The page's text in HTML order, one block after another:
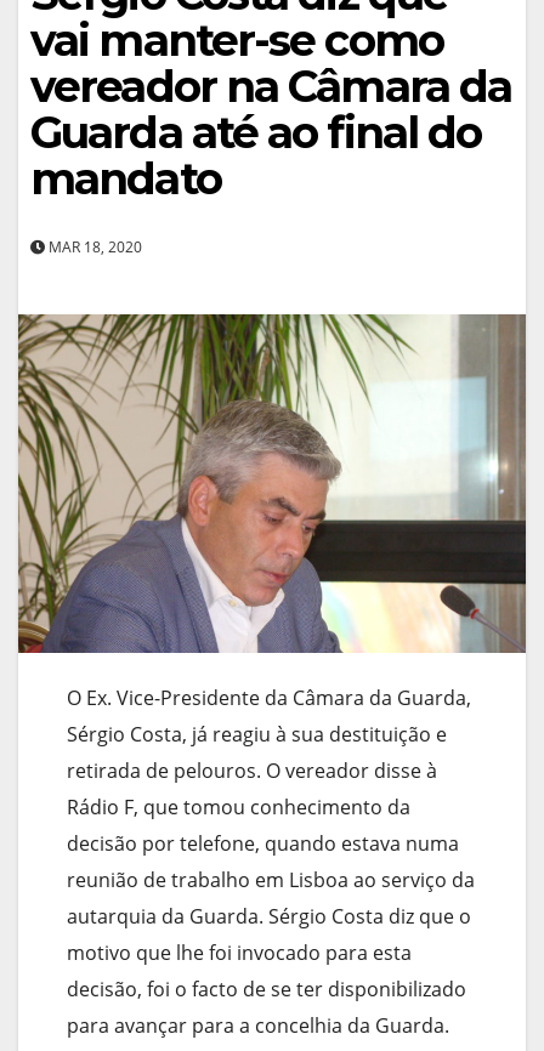
vai manter-se como
vereador na Câmara da
Guarda até ao final do
mandato
MAR 18, 2020
O Ex. Vice-Presidente da Câmara da Guarda,
Sérgio Costa, já reagiu à sua destituição e
retirada de pelouros. O vereador disse à
Rádio F, que tomou conhecimento da
decisão por telefone, quando estava numa
reunião de trabalho em Lisboa ao serviço da
autarquia da Guarda. Sérgio Costa diz que o
motivo que lhe foi invocado para esta
decisão, foi o facto de se ter disponibilizado
para avançar para a concelhia da Guarda.